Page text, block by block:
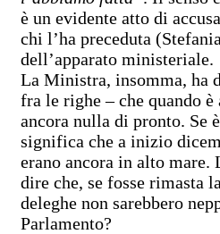
è un evidente atto di
chi l’ha preceduta
dell’apparato ministeriale.
La Ministra, insomma, ha
fra le righe – che quando è
ancora nulla di pronto. Se
significa che a inizio
erano ancora in alto mare.
dire che, se fosse rimasta
deleghe non sarebbero
Parlamento?